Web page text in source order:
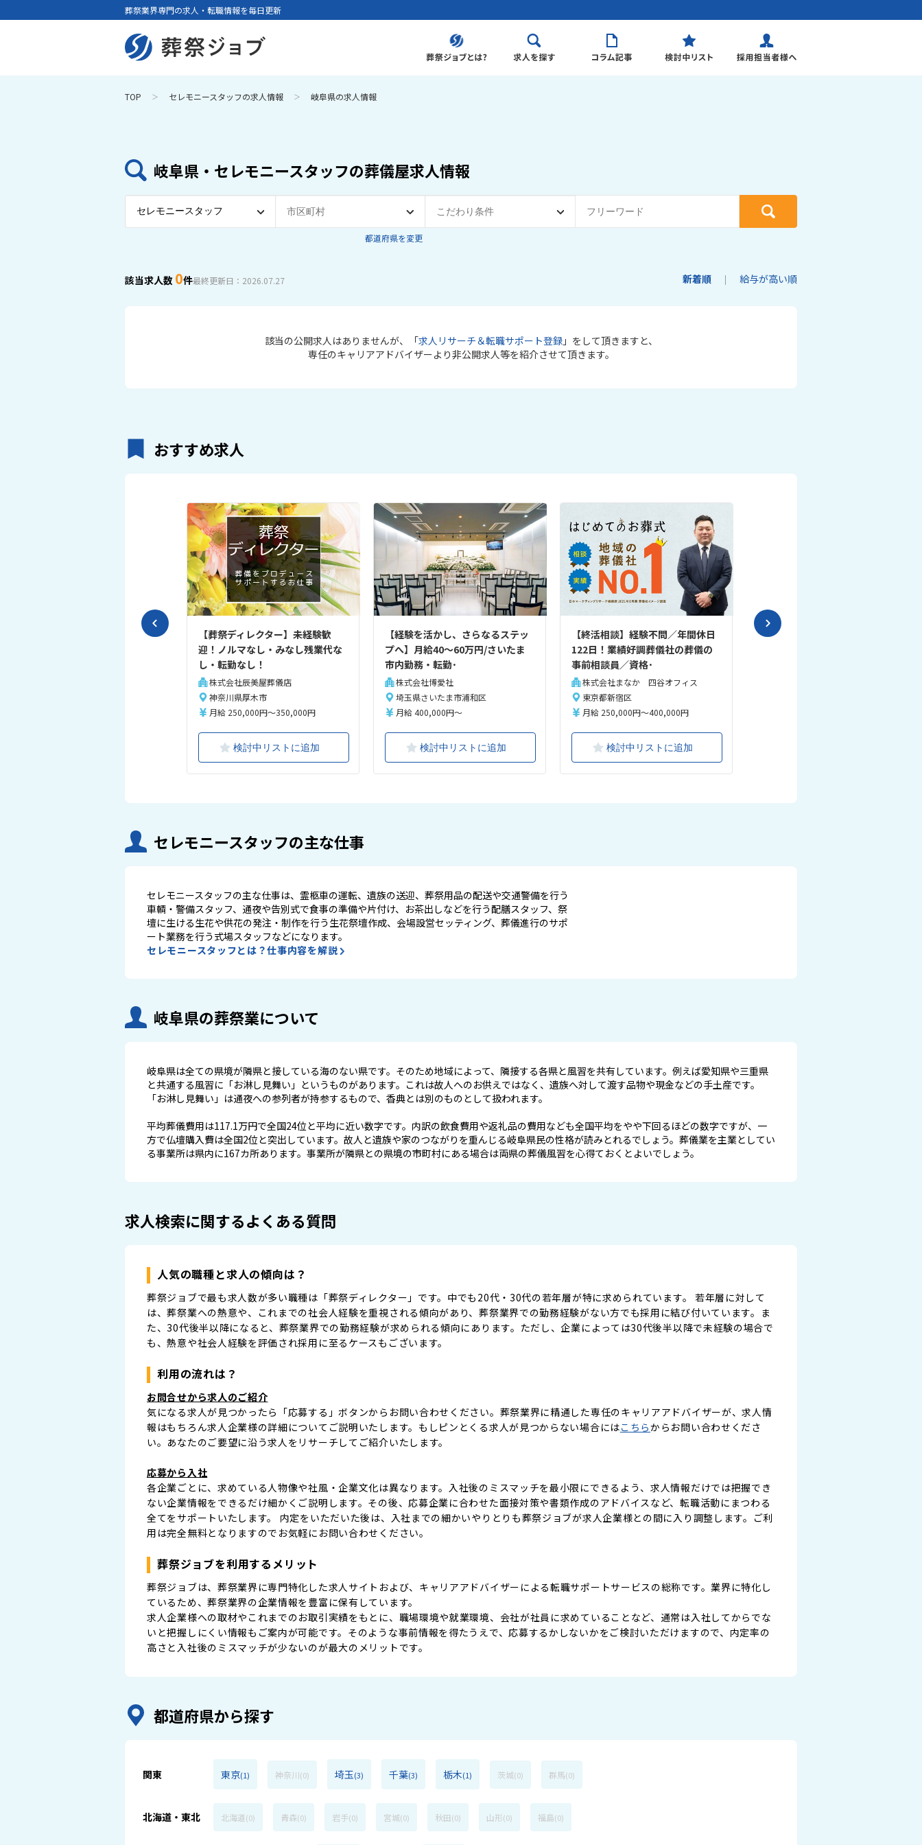
葬祭業界専門の求人・転職情報を毎日更新
TOP セレモニースタッフの求人情報 岐阜県の求人情報
岐阜県・セレモニースタッフの葬儀屋求人情報
都道府県を変更
該当求人数 0件最終更新日：2026.07.27 新着順 給与が高い順
該当の公開求人はありませんが、「求人リサーチ＆転職サポート登録」をして頂きますと、
専任のキャリアアドバイザーより非公開求人等を紹介させて頂きます。
おすすめ求人
【葬祭ディレクター】未経験歓
迎！ノルマなし・みなし残業代な
し・転勤なし！
株式会社辰美屋葬儀店
神奈川県厚木市
月給 250,000円～350,000円
検討中リストに追加
【経験を活かし、さらなるステッ
プへ】月給40〜60万円/さいたま
市内勤務・転勤･
株式会社博愛社
埼玉県さいたま市浦和区
月給 400,000円～
検討中リストに追加
【終活相談】経験不問／年間休日
122日！業績好調葬儀社の葬儀の
事前相談員／資格･
株式会社まなか 四谷オフィス
東京都新宿区
月給 250,000円～400,000円
検討中リストに追加
【葬祭ディレクター】経験不問！
セレモニースタッフの主な仕事
セレモニースタッフの主な仕事は、霊柩車の運転、遺族の送迎、葬祭用品の配送や交通警備を行う
車輌・警備スタッフ、通夜や告別式で食事の準備や片付け、お茶出しなどを行う配膳スタッフ、祭
壇に生ける生花や供花の発注・制作を行う生花祭壇作成、会場設営セッティング、葬儀進行のサポ
ート業務を行う式場スタッフなどになります。
セレモニースタッフとは？仕事内容を解説
岐阜県の葬祭業について
岐阜県は全ての県境が隣県と接している海のない県です。そのため地域によって、隣接する各県と風習を共有しています。例えば愛知県や三重県
と共通する風習に「お淋し見舞い」というものがあります。これは故人へのお供えではなく、遺族へ対して渡す品物や現金などの手土産です。
「お淋し見舞い」は通夜への参列者が持参するもので、香典とは別のものとして扱われます。
平均葬儀費用は117.1万円で全国24位と平均に近い数字です。内訳の飲食費用や返礼品の費用なども全国平均をやや下回るほどの数字ですが、一
方で仏壇購入費は全国2位と突出しています。故人と遺族や家のつながりを重んじる岐阜県民の性格が読みとれるでしょう。葬儀業を主業としてい
る事業所は県内に167カ所あります。事業所が隣県との県境の市町村にある場合は両県の葬儀風習を心得ておくとよいでしょう。
求人検索に関するよくある質問
人気の職種と求人の傾向は？
葬祭ジョブで最も求人数が多い職種は「葬祭ディレクター」です。中でも20代・30代の若年層が特に求められています。 若年層に対して
は、葬祭業への熱意や、これまでの社会人経験を重視される傾向があり、葬祭業界での勤務経験がない方でも採用に結び付いています。ま
た、30代後半以降になると、葬祭業界での勤務経験が求められる傾向にあります。ただし、企業によっては30代後半以降で未経験の場合で
も、熱意や社会人経験を評価され採用に至るケースもございます。
利用の流れは？
お問合せから求人のご紹介
気になる求人が見つかったら「応募する」ボタンからお問い合わせください。葬祭業界に精通した専任のキャリアアドバイザーが、求人情
報はもちろん求人企業様の詳細についてご説明いたします。もしピンとくる求人が見つからない場合にはこちらからお問い合わせくださ
い。あなたのご要望に沿う求人をリサーチしてご紹介いたします。
応募から入社
各企業ごとに、求めている人物像や社風・企業文化は異なります。入社後のミスマッチを最小限にできるよう、求人情報だけでは把握でき
ない企業情報をできるだけ細かくご説明します。その後、応募企業に合わせた面接対策や書類作成のアドバイスなど、転職活動にまつわる
全てをサポートいたします。 内定をいただいた後は、入社までの細かいやりとりも葬祭ジョブが求人企業様との間に入り調整します。ご利
用は完全無料となりますのでお気軽にお問い合わせください。
葬祭ジョブを利用するメリット
葬祭ジョブは、葬祭業界に専門特化した求人サイトおよび、キャリアアドバイザーによる転職サポートサービスの総称です。業界に特化し
ているため、葬祭業界の企業情報を豊富に保有しています。
求人企業様への取材やこれまでのお取引実績をもとに、職場環境や就業環境、会社が社員に求めていることなど、通常は入社してからでな
いと把握しにくい情報もご案内が可能です。そのような事前情報を得たうえで、応募するかしないかをご検討いただけますので、内定率の
高さと入社後のミスマッチが少ないのが最大のメリットです。
都道府県から探す
関東 東京(1) 神奈川(0) 埼玉(3) 千葉(3) 栃木(1) 茨城(0) 群馬(0)
北海道・東北 北海道(0) 青森(0) 岩手(0) 宮城(0) 秋田(0) 山形(0) 福島(0)